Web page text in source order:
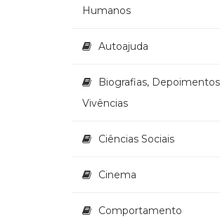
Humanos
Autoajuda
Biografias,
Vivências
Ciências Sociais
Cinema
Comportamento